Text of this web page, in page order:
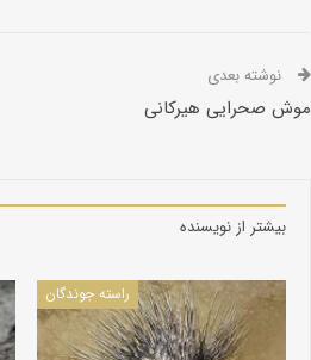
موش صحرایی هیرکانی
بیشتر از نویسنده
راسته جوندگان